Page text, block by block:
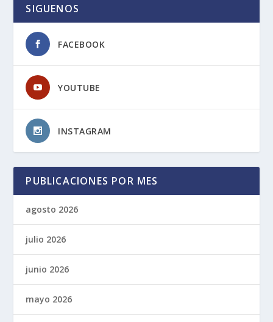
SIGUENOS
FACEBOOK
YOUTUBE
INSTAGRAM
PUBLICACIONES POR MES
agosto 2026
julio 2026
junio 2026
mayo 2026